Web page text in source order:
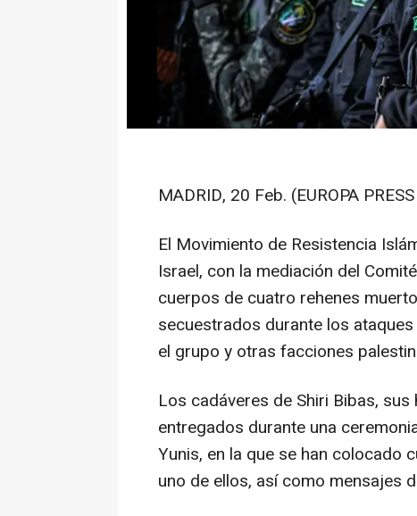
MADRID, 20 Feb. (EUROPA
El Movimiento de Resistencia
Israel, con la mediación del
cuerpos de cuatro rehenes
secuestrados durante los
el grupo y otras facciones
Los cadáveres de Shiri Bibas,
entregados durante una
Yunis, en la que se han colocado
uno de ellos, así como mensajes